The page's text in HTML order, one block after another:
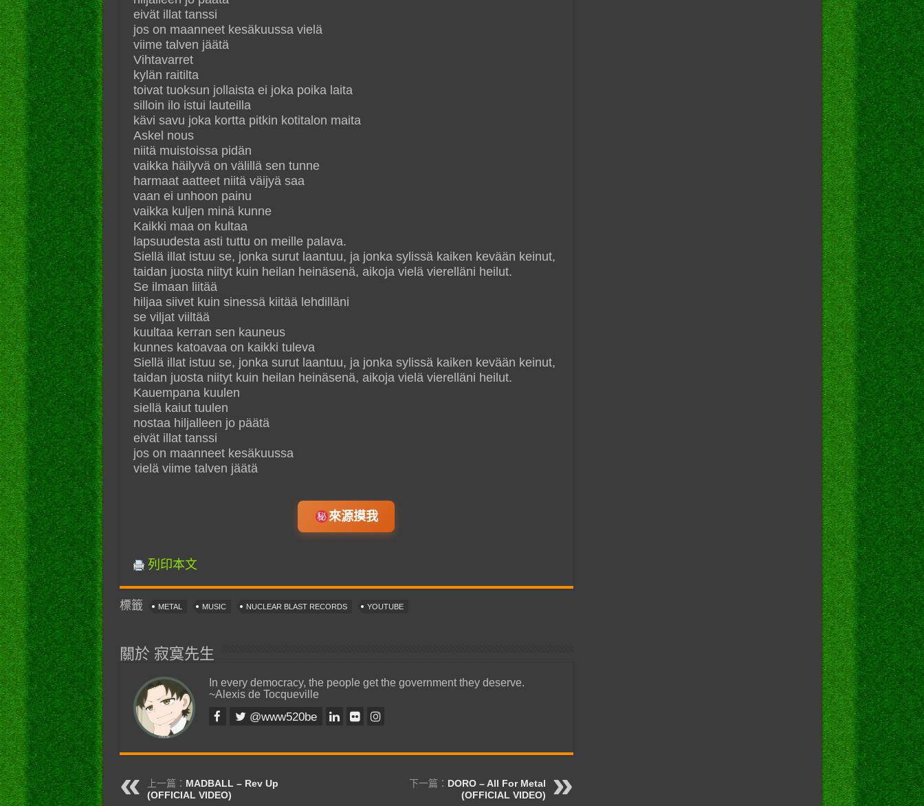
eivät illat tanssi
jos on maanneet kesäkuussa vielä
viime talven jäätä
Vihtavarret
kylän raitilta
toivat tuoksun jollaista ei joka poika laita
silloin ilo istui lauteilla
kävi savu joka kortta pitkin kotitalon maita
Askel nous
niitä muistoissa pidän
vaikka häilyvä on välillä sen tunne
harmaat aatteet niitä väijyä saa
vaan ei unhoon painu
vaikka kuljen minä kunne
Kaikki maa on kultaa
lapsuudesta asti tuttu on meille palava.
Siellä illat istuu se, jonka surut laantuu, ja jonka sylissä kaiken kevään keinut,
taidan juosta niityt kuin heilan heinäsenä, aikoja vielä vierelläni heilut.
Se ilmaan liitää
hiljaa siivet kuin sinessä kiitää lehdilläni
se viljat viiltää
kuultaa kerran sen kauneus
kunnes katoavaa on kaikki tuleva
Siellä illat istuu se, jonka surut laantuu, ja jonka sylissä kaiken kevään keinut,
taidan juosta niityt kuin heilan heinäsenä, aikoja vielä vierelläni heilut.
Kauempana kuulen
siellä kaiut tuulen
nostaa hiljalleen jo päätä
eivät illat tanssi
jos on maanneet kesäkuussa
vielä viime talven jäätä
來源摸我
列印本文
標籤 METAL MUSIC NUCLEAR BLAST RECORDS YOUTUBE
關於 寂寞先生
In every democracy, the people get the government they deserve.
~Alexis de Tocqueville
@www520be
上一篇： MADBALL – Rev Up
(OFFICIAL VIDEO)
下一篇： DORO – All For Metal
(OFFICIAL VIDEO)